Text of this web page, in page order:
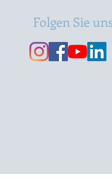
Folgen Sie